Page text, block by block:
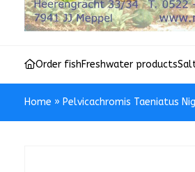
Order fishFreshwater products
Home » Pelvicachromis Taeniatus